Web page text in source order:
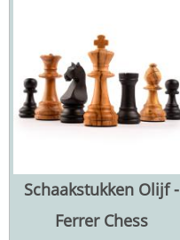
Schaakstukken Olijf -
Ferrer Chess